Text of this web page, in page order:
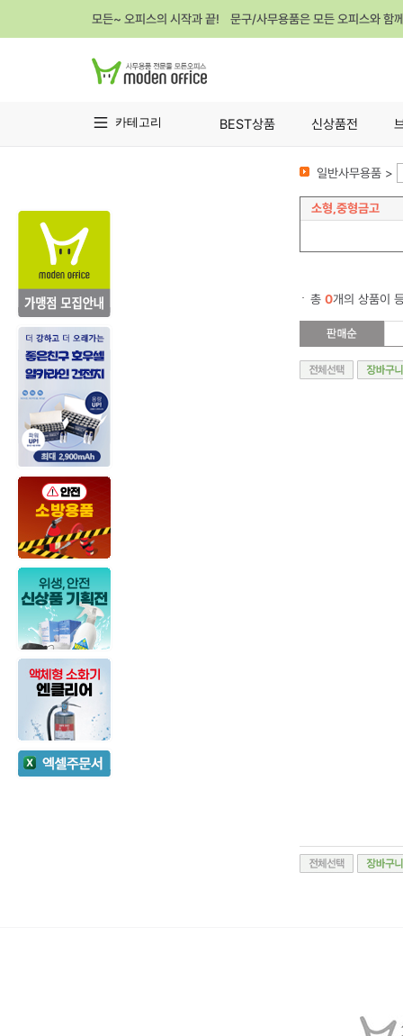
모든~ 오피스의 시작과 끝! 문구/사무용품은 모든 오피스와 함
카테고리 BEST상품 신상품전
일반사무용품 >
소형,중형금고
총 0개의 상품이